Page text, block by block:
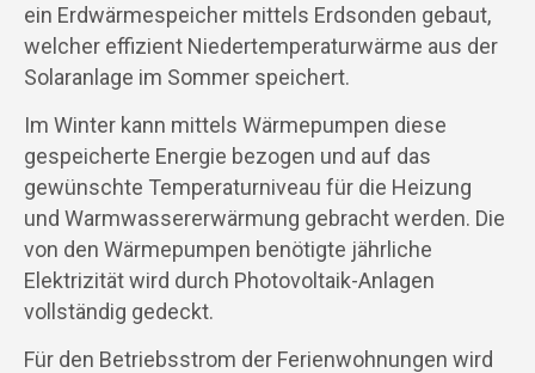
ein Erdwärmespeicher mittels Erdsonden gebaut,
welcher effizient Niedertemperaturwärme aus der
Solaranlage im Sommer speichert.
Im Winter kann mittels Wärmepumpen diese
gespeicherte Energie bezogen und auf das
gewünschte Temperaturniveau für die Heizung
und Warmwassererwärmung gebracht werden. Die
von den Wärmepumpen benötigte jährliche
Elektrizität wird durch Photovoltaik-Anlagen
vollständig gedeckt.
Für den Betriebsstrom der Ferienwohnungen wird